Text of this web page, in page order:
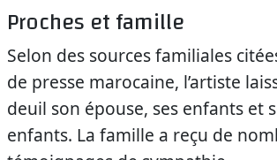
Proches et famille
Selon des sources familiales
de presse marocaine, l’artiste
deuil son épouse, ses enfants et
enfants. La famille a reçu de